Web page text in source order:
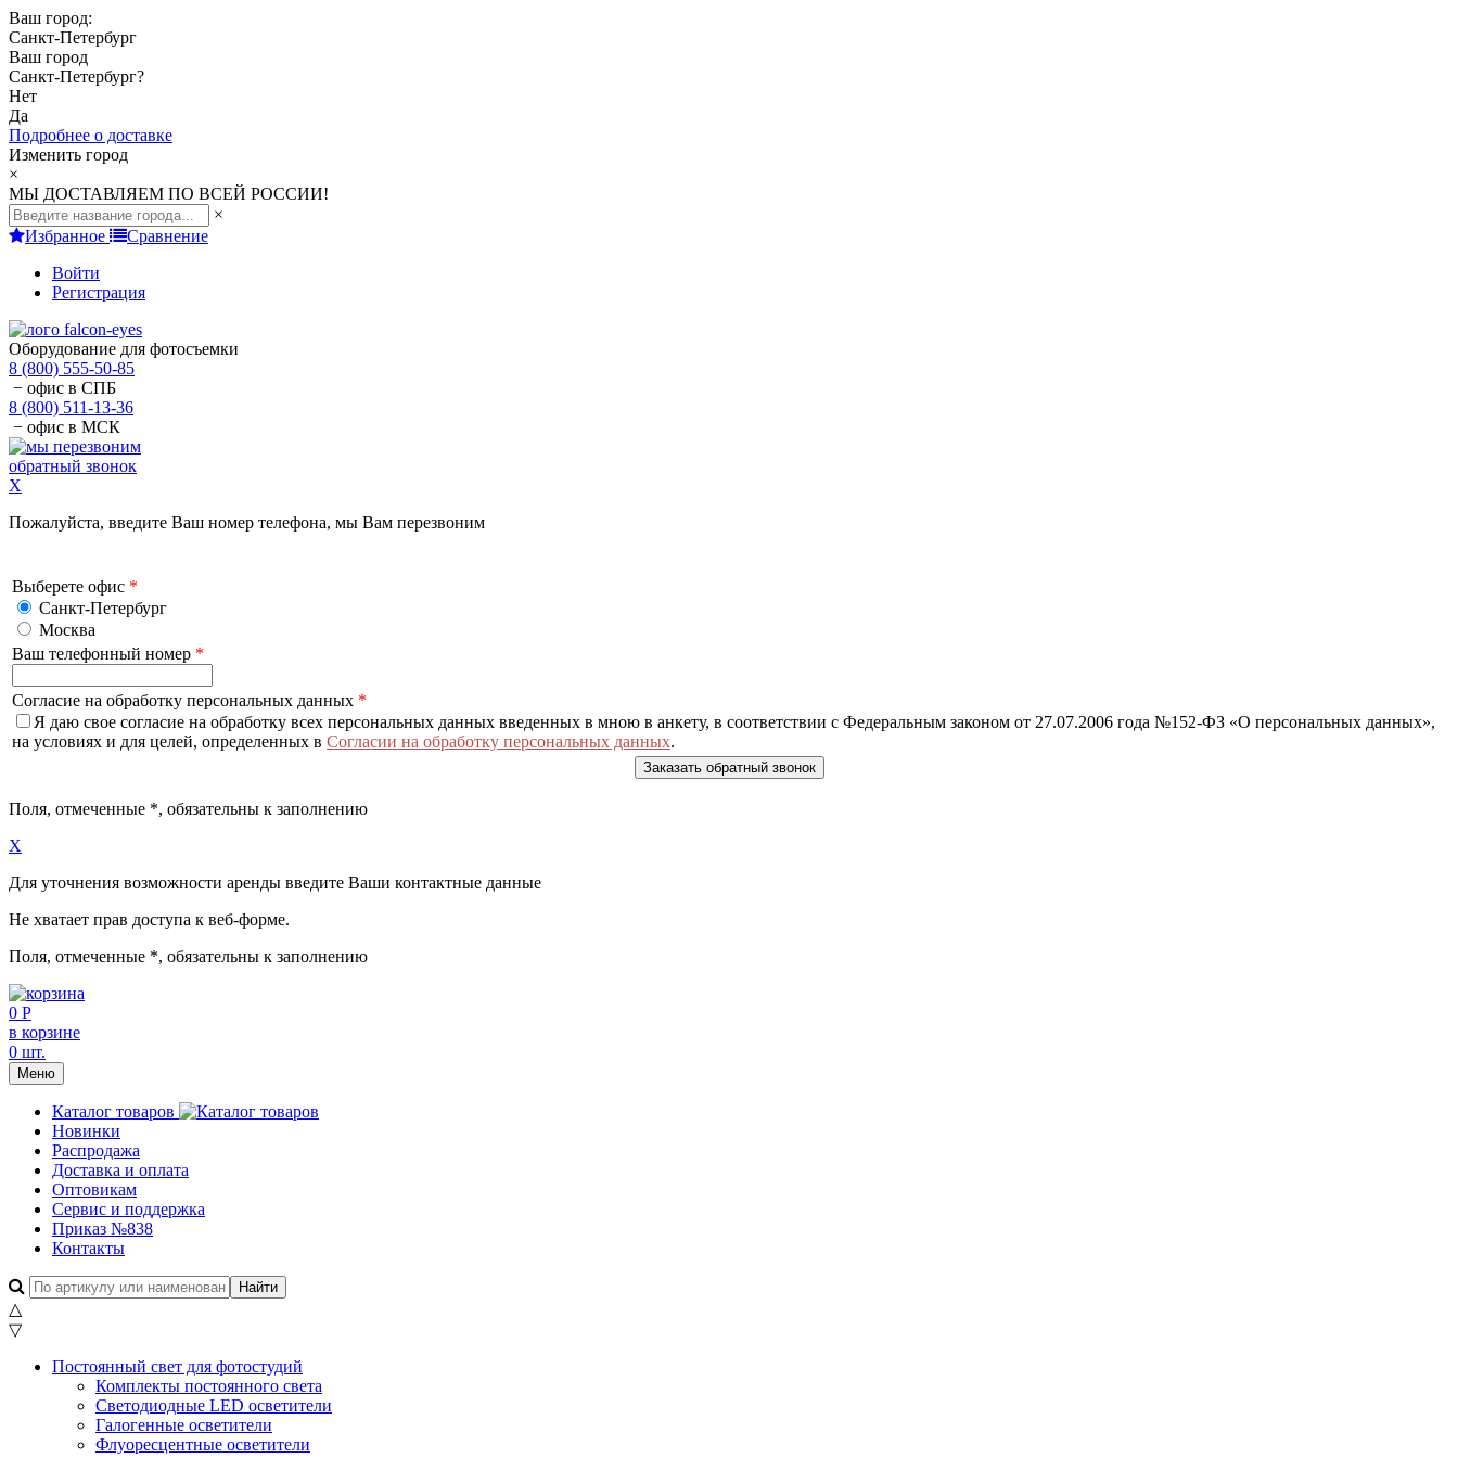
Ваш город:
Санкт-Петербург
Ваш город
Санкт-Петербург?
Нет
Да
Подробнее о доставке
Изменить город
×
МЫ ДОСТАВЛЯЕМ ПО ВСЕЙ РОССИИ!
×
Избранное
Сравнение
Войти
Регистрация
Оборудование для фотосъемки
8 (800) 555-50-85
− офис в СПБ
8 (800) 511-13-36
− офис в МСК
обратный звонок
X
Пожалуйста, введите Ваш номер телефона, мы Вам перезвоним
Выберете офис *
Санкт-Петербург
Москва
Ваш телефонный номер *
Согласие на обработку персональных данных *
Я даю свое согласие на обработку всех персональных данных введенных в мною в анкету, в соответствии с Федеральным законом от 27.07.2006 года №152-ФЗ «О персональных данных»,
на условиях и для целей, определенных в Согласии на обработку персональных данных.
Поля, отмеченные *, обязательны к заполнению
X
Для уточнения возможности аренды введите Ваши контактные данные
Не хватает прав доступа к веб-форме.
Поля, отмеченные *, обязательны к заполнению
0 Р
в корзине
0 шт.
Меню
Каталог товаров
Новинки
Распродажа
Доставка и оплата
Оптовикам
Сервис и поддержка
Приказ №838
Контакты
△
▽
Постоянный свет для фотостудий
Комплекты постоянного света
Светодиодные LED осветители
Галогенные осветители
Флуоресцентные осветители